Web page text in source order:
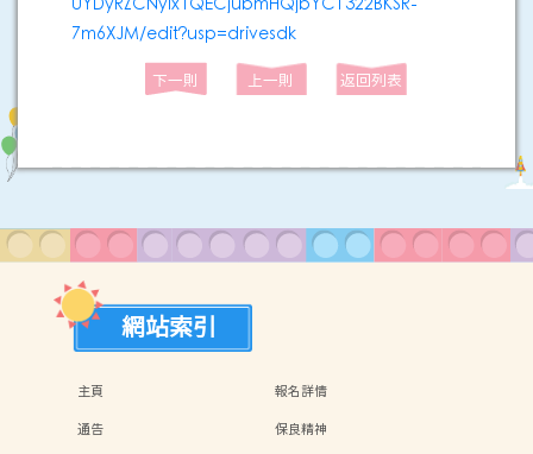
UYDyRZCNyIx1QECjubmHQjbYCT322BKSR-
7m6XJM/edit?usp=drivesdk
下一則 上一則 返回列表
網站索引
主頁
報名詳情
通告
保良精神